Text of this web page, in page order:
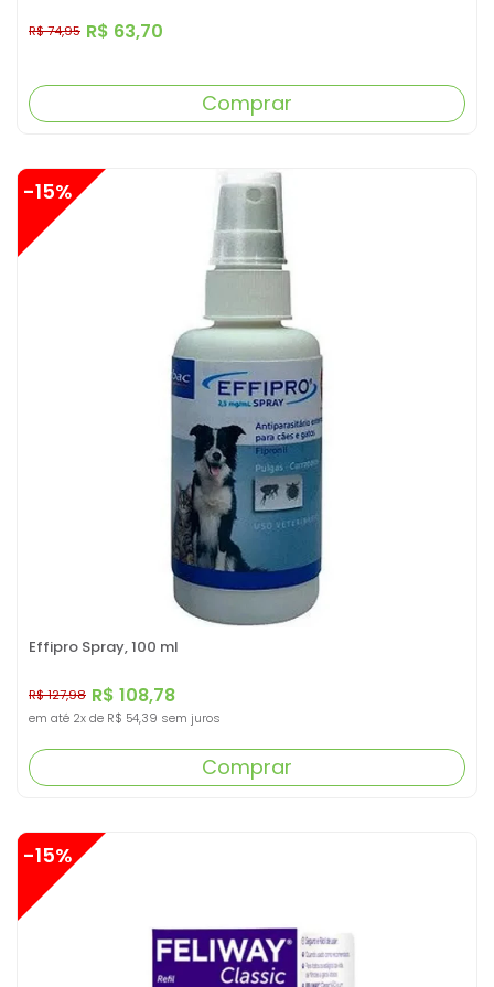
R$ 63,70
R$ 74,95
Comprar
Effipro Spray, 100 ml
R$ 108,78
R$ 127,98
-15%
em até 2x de R$ 54,39 sem juros
Comprar
-15%